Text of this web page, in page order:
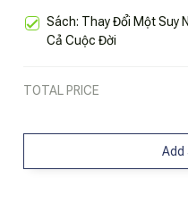
Sách: Thay Đổi Một Suy
Cả Cuộc Đời
TOTAL PRICE
Add